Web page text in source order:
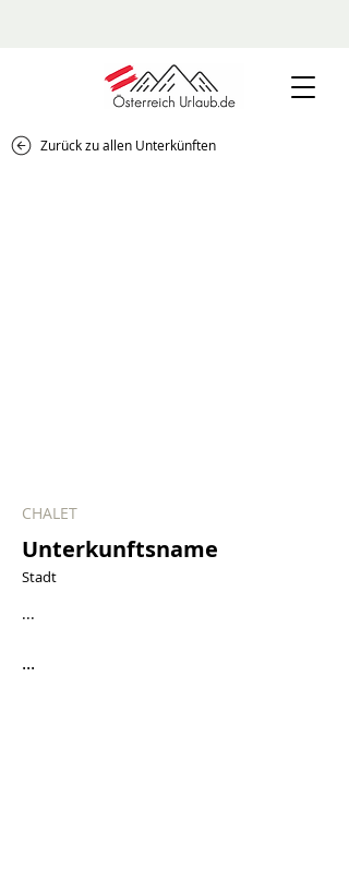
Zurück zu allen Unterkünften
CHALET
Unterkunftsname
Stadt
...
...